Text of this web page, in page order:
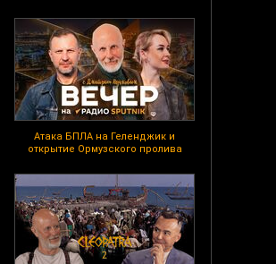
Атака БПЛА на Геленджик и
открытие Ормузского пролива